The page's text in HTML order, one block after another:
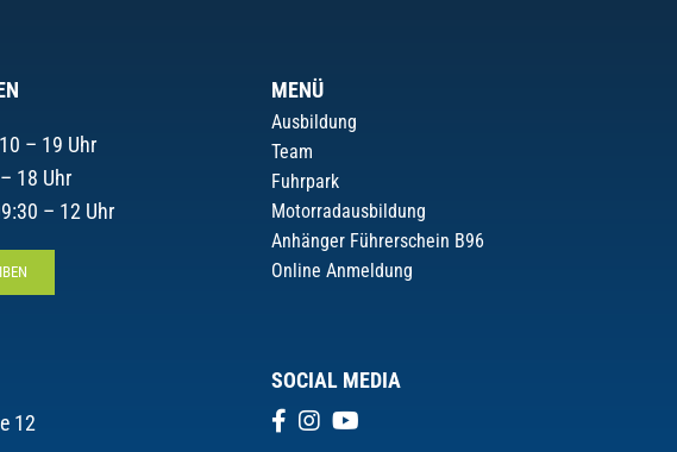
– 19 Uhr
18 Uhr
– 12 Uhr
MENÜ
Ausbildung
Team
Fuhrpark
Motorradausbildung
Anhänger Führerschein B96
Online Anmeldung
12
SOCIAL MEDIA